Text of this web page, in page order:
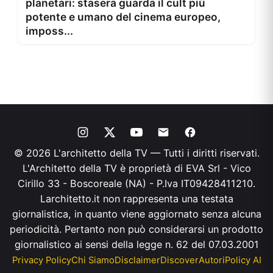
planetari: stasera guarda il cult più
potente e umano del cinema europeo,
imposs...
© 2026 L'architetto della TV — Tutti i diritti riservati.
L'Architetto della TV è proprietà di EVA Srl - Vico
Cirillo 33 - Boscoreale (NA) - P.Iva IT09428411210.
Larchitetto.it non rappresenta una testata
giornalistica, in quanto viene aggiornato senza alcuna
periodicità. Pertanto non può considerarsi un prodotto
giornalistico ai sensi della legge n. 62 del 07.03.2001
Privacy PolicyChi SiamoDisclaimerDiscoverAutoriPolicy AI